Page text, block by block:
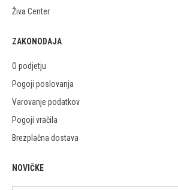
Živa Center
ZAKONODAJA
O podjetju
Pogoji poslovanja
Varovanje podatkov
Pogoji vračila
Brezplačna dostava
NOVIČKE